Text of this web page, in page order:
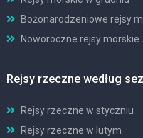
Bożonarodzeniowe rejsy
Noworoczne rejsy morskie
Rejsy rzeczne według
Rejsy rzeczne w styczniu
Rejsy rzeczne w lutym